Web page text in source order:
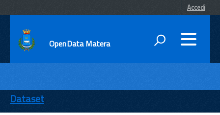
Accedi
OpenData Matera
ENTI
TEMI
Dataset